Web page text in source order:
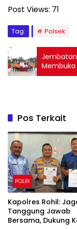
Post Views: 71
Tag: Polsek
Jembatan
cita
Pos Terkait
POLRI
Kapolres Rohil:
Tanggung Jawab
Bersama, Dukung